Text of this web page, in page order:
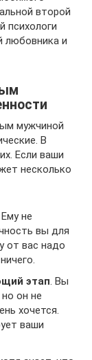
второй
психологи
любовника и
мужчиной
В
Если ваши
несколько
. Ему не
вы для
от вас надо
этап. Вы
он не
хочется.
ваши